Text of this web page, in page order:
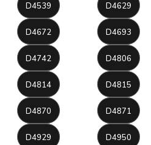
D4539 D4629
D4672 D4693
D4742 D4806
D4814 D4815
D4870 D4871
D4929 D4950